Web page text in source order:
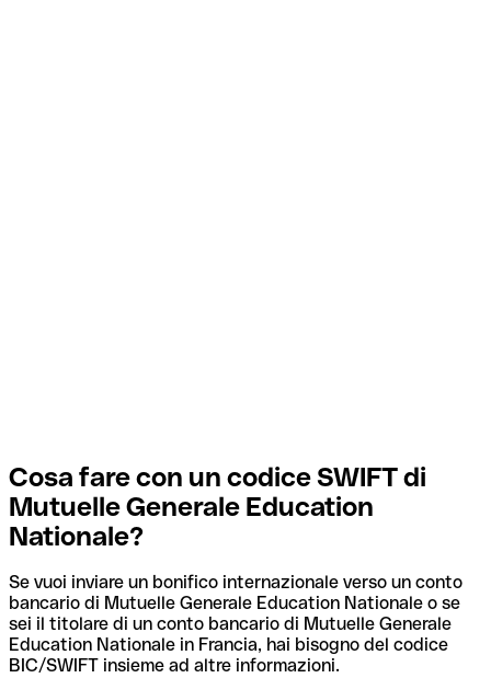
Cosa fare con un codice SWIFT di
Mutuelle Generale Education
Nationale?
Se vuoi inviare un bonifico internazionale verso un conto
bancario di Mutuelle Generale Education Nationale o se
sei il titolare di un conto bancario di Mutuelle Generale
Education Nationale in Francia, hai bisogno del codice
BIC/SWIFT insieme ad altre informazioni.